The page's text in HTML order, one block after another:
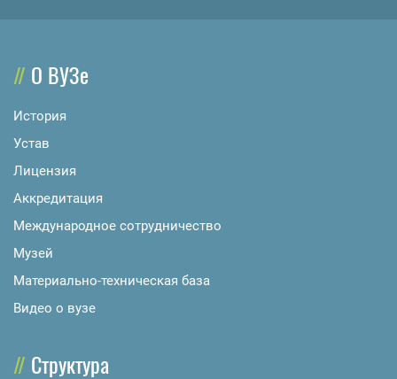
О ВУЗе
История
Устав
Лицензия
Аккредитация
Международное сотрудничество
Музей
Материально-техническая база
Видео о вузе
Структура